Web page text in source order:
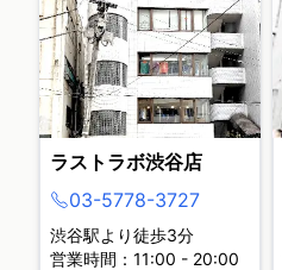
ラストラボ渋谷店
03-5778-3727
渋谷駅より徒歩3分
営業時間：11:00 - 20:00